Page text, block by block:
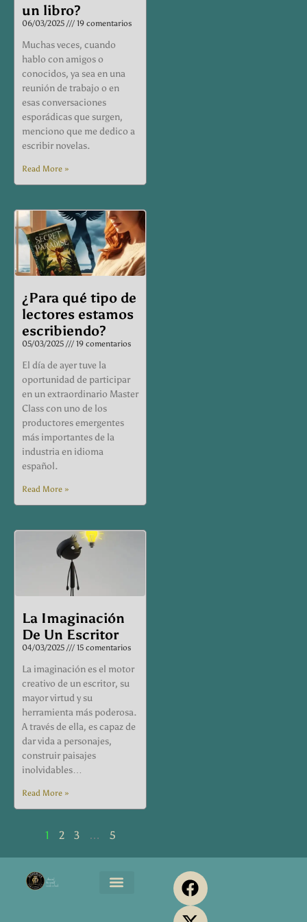
un libro?
06/03/2025 19 comentarios
Muchas veces, cuando
hablo con amigos o
conocidos, ya sea en una
reunión de trabajo o en
esas conversaciones
esporádicas que surgen,
menciono que me dedico a
escribir novelas.
Read More »
¿Para qué tipo de
lectores estamos
escribiendo?
05/03/2025 19 comentarios
El día de ayer tuve la
oportunidad de participar
en un extraordinario Master
Class con uno de los
productores emergentes
más importantes de la
industria en idioma
español.
Read More »
La Imaginación
De Un Escritor
04/03/2025 15 comentarios
La imaginación es el motor
creativo de un escritor, su
mayor virtud y su
herramienta más poderosa.
A través de ella, es capaz de
dar vida a personajes,
construir paisajes
inolvidables…
Read More »
1 2 3 … 5
F
a
c
X
-
t
Y
o
u
P
i
n
I
n
s